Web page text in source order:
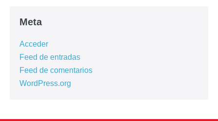
Meta
Acceder
Feed de entradas
Feed de comentarios
WordPress.org